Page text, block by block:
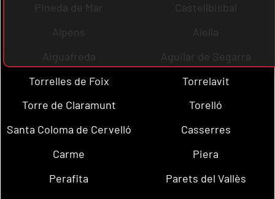
Pineda de Mar
Castellbisbal
Alpens
Alella
Aiguafreda
Aguilar de Segarra
Torrelles de Foix
Torrelavit
Torre de Claramunt
Torelló
Santa Coloma de Cervelló
Casserres
Carme
Piera
Perafita
Parets del Vallès